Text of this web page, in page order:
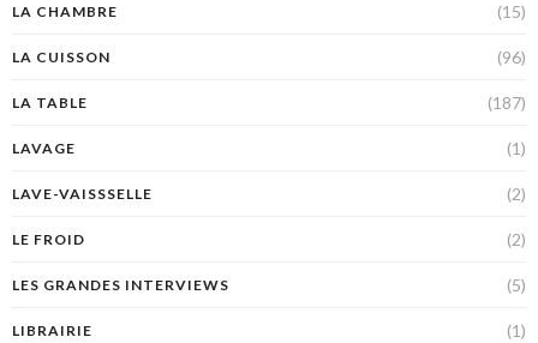
LA CHAMBRE (15)
LA CUISSON (96)
LA TABLE (187)
LAVAGE (1)
LAVE-VAISSSELLE (2)
LE FROID (2)
LES GRANDES INTERVIEWS (5)
LIBRAIRIE (1)